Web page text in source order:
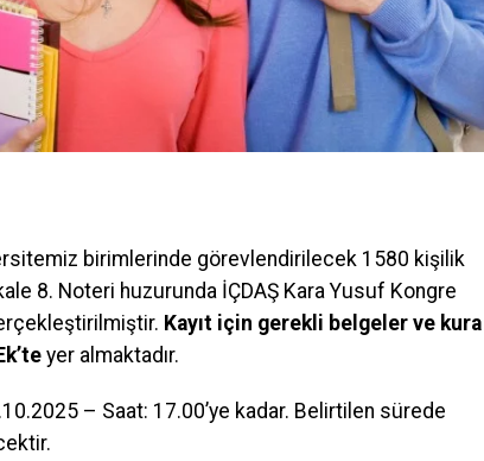
birimlerinde görevlendirilecek 1580 kişilik
8. Noteri huzurunda İÇDAŞ Kara Yusuf Kongre
Kayıt için gerekli belgeler ve kura
yer almaktadır.
– Saat: 17.00’ye kadar. Belirtilen sürede